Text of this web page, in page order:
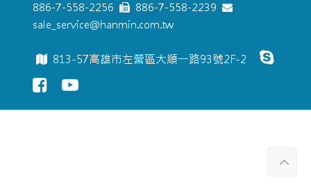
886-7-558-2256
886-7-558-2239
sale_service@hanmin.com.tw
813-57高雄市左營區大順一路93號2F-2